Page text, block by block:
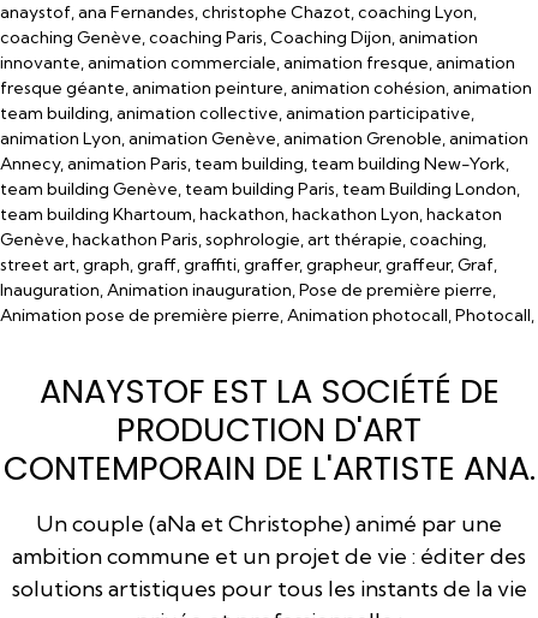
anaystof, ana Fernandes, christophe Chazot, coaching Lyon,
coaching Genève, coaching Paris, Coaching Dijon, animation
innovante, animation commerciale, animation fresque, animation
fresque géante, animation peinture, animation cohésion, animation
team building, animation collective, animation participative,
animation Lyon, animation Genève, animation Grenoble, animation
Annecy, animation Paris, team building, team building New-York,
team building Genève, team building Paris, team Building London,
team building Khartoum, hackathon, hackathon Lyon, hackaton
Genève, hackathon Paris, sophrologie, art thérapie, coaching,
street art, graph, graff, graffiti, graffer, grapheur, graffeur, Graf,
Inauguration, Animation inauguration, Pose de première pierre,
Animation pose de première pierre, Animation photocall, Photocall,
ANAYSTOF EST LA SOCIÉTÉ DE
PRODUCTION D'ART
CONTEMPORAIN DE L'ARTISTE ANA.
Un couple (aNa et Christophe) animé par une
ambition commune et un projet de vie : éditer des
solutions artistiques pour tous les instants de la vie